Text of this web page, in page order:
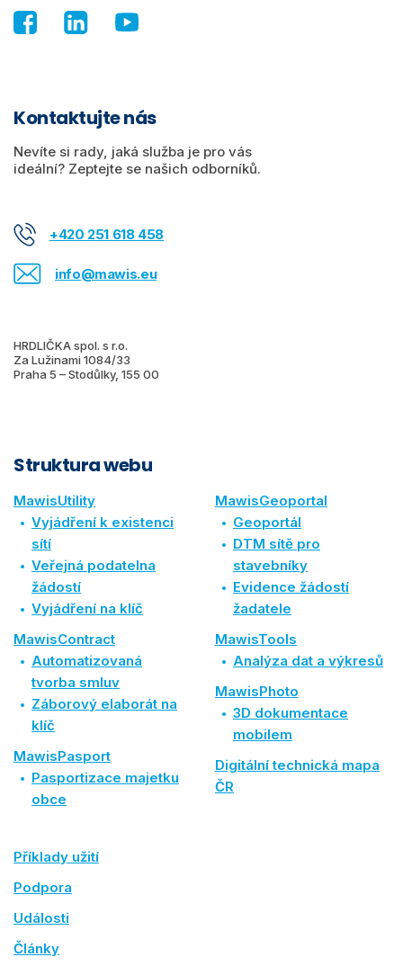
Kontaktujte nás
Nevíte si rady, jaká služba je pro vás
ideální? Zeptejte se našich odborníků.
+420 251 618 458
info@mawis.eu
HRDLIČKA spol. s r.o.
Za Lužinami 1084/33
Praha 5 – Stodůlky, 155 00
Struktura webu
MawisUtility
Vyjádření k existenci
sítí
Veřejná podatelna
žádostí
Vyjádření na klíč
MawisContract
Automatizovaná
tvorba smluv
Záborový elaborát na
klíč
MawisPasport
Pasportizace majetku
obce
MawisGeoportal
Geoportál
DTM sítě pro
stavebníky
Evidence žádostí
žadatele
MawisTools
Analýza dat a výkresů
MawisPhoto
3D dokumentace
mobilem
Digitální technická mapa
ČR
Příklady užití
Podpora
Události
Články